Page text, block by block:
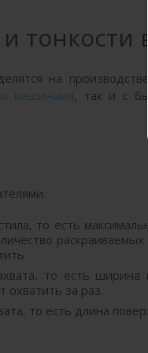
тонкости
на
машинами, так и с
то есть
то есть ширина
охватить за раз.
то есть длина